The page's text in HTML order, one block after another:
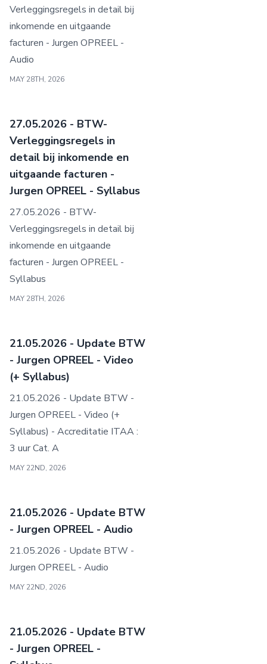
Verleggingsregels in detail bij
inkomende en uitgaande
facturen - Jurgen OPREEL -
Audio
MAY 28TH, 2026
27.05.2026 - BTW-
Verleggingsregels in
detail bij inkomende en
uitgaande facturen -
Jurgen OPREEL - Syllabus
27.05.2026 - BTW-
Verleggingsregels in detail bij
inkomende en uitgaande
facturen - Jurgen OPREEL -
Syllabus
MAY 28TH, 2026
21.05.2026 - Update BTW
- Jurgen OPREEL - Video
(+ Syllabus)
21.05.2026 - Update BTW -
Jurgen OPREEL - Video (+
Syllabus) - Accreditatie ITAA :
3 uur Cat. A
MAY 22ND, 2026
21.05.2026 - Update BTW
- Jurgen OPREEL - Audio
21.05.2026 - Update BTW -
Jurgen OPREEL - Audio
MAY 22ND, 2026
21.05.2026 - Update BTW
- Jurgen OPREEL -